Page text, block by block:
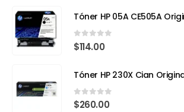
0out of 5
$114.00
0out of 5
$260.00